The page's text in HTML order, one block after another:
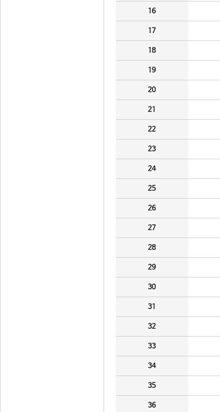
16
17
18
19
20
21
22
23
24
25
26
27
28
29
30
31
32
33
34
35
36